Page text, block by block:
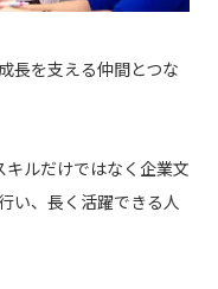
長を支える仲間とつな
ルだけではなく企業文
い、長く活躍できる人